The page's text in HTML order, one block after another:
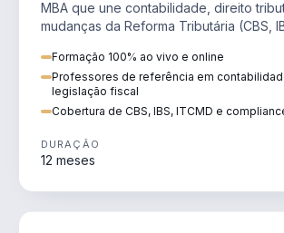
MBA que une contabilidade, direito
mudanças da Reforma Tributária (CBS,
Formação 100% ao vivo e online
Professores de referência em
legislação fiscal
Cobertura de CBS, IBS, ITCMD e
DURAÇÃO
12 meses